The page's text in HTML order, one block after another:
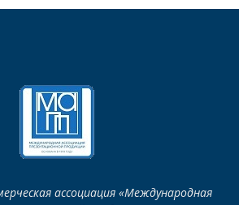
ассоциация «Международная